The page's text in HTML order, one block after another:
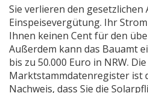
Sie verlieren den gesetzlichen
Einspeisevergütung. Ihr
Ihnen keinen Cent für den
Außerdem kann das Bauamt
bis zu 50.000 Euro in NRW.
Marktstammdatenregister ist
Nachweis, dass Sie die